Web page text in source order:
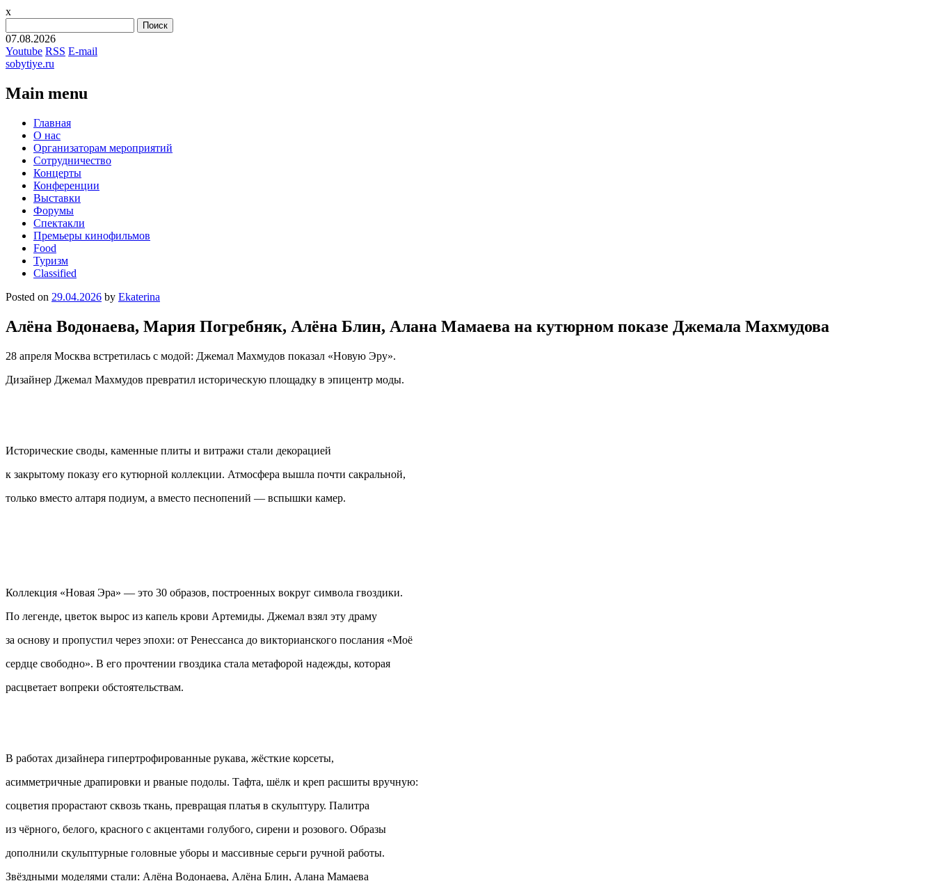
x
07.08.2026
Youtube RSS E-mail
sobytiye.ru
Main menu
Skip
content
Главная
О нас
Организаторам мероприятий
Сотрудничество
Концерты
Конференции
Выставки
Форумы
Спектакли
Премьеры кинофильмов
Food
Туризм
Сlassified
Posted on 29.04.2026 by Ekaterina
Алёна Водонаева, Мария Погребняк, Алёна Блин, Алана Мамаева на кутюрном показе Джемала Махмудова
28 апреля Москва встретилась с модой: Джемал Махмудов показал «Новую Эру».
Дизайнер Джемал Махмудов превратил историческую площадку в эпицентр моды.
Исторические своды, каменные плиты и витражи стали декорацией
к закрытому показу его кутюрной коллекции. Атмосфера вышла почти сакральной,
только вместо алтаря подиум, а вместо песнопений — вспышки камер.
Коллекция «Новая Эра» — это 30 образов, построенных вокруг символа гвоздики.
По легенде, цветок вырос из капель крови Артемиды. Джемал взял эту драму
за основу и пропустил через эпохи: от Ренессанса до викторианского послания «Моё
сердце свободно». В его прочтении гвоздика стала метафорой надежды, которая
расцветает вопреки обстоятельствам.
В работах дизайнера гипертрофированные рукава, жёсткие корсеты,
асимметричные драпировки и рваные подолы. Тафта, шёлк и креп расшиты вручную:
соцветия прорастают сквозь ткань, превращая платья в скульптуру. Палитра
из чёрного, белого, красного с акцентами голубого, сирени и розового. Образы
дополнили скульптурные головные уборы и массивные серьги ручной работы.
Звёздными моделями стали: Алёна Водонаева, Алёна Блин, Алана Мамаева